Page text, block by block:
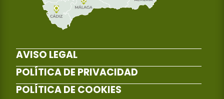
AVISO LEGAL
POLÍTICA DE PRIVACIDAD
POLÍTICA DE COOKIES